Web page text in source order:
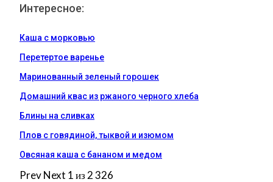
Интересное:
Каша с морковью
Перетертое варенье
Маринованный зеленый горошек
Домашний квас из ржаного черного хлеба
Блины на сливках
Плов с говядиной, тыквой и изюмом
Овсяная каша с бананом и медом
PrevNext 1 из 2 326